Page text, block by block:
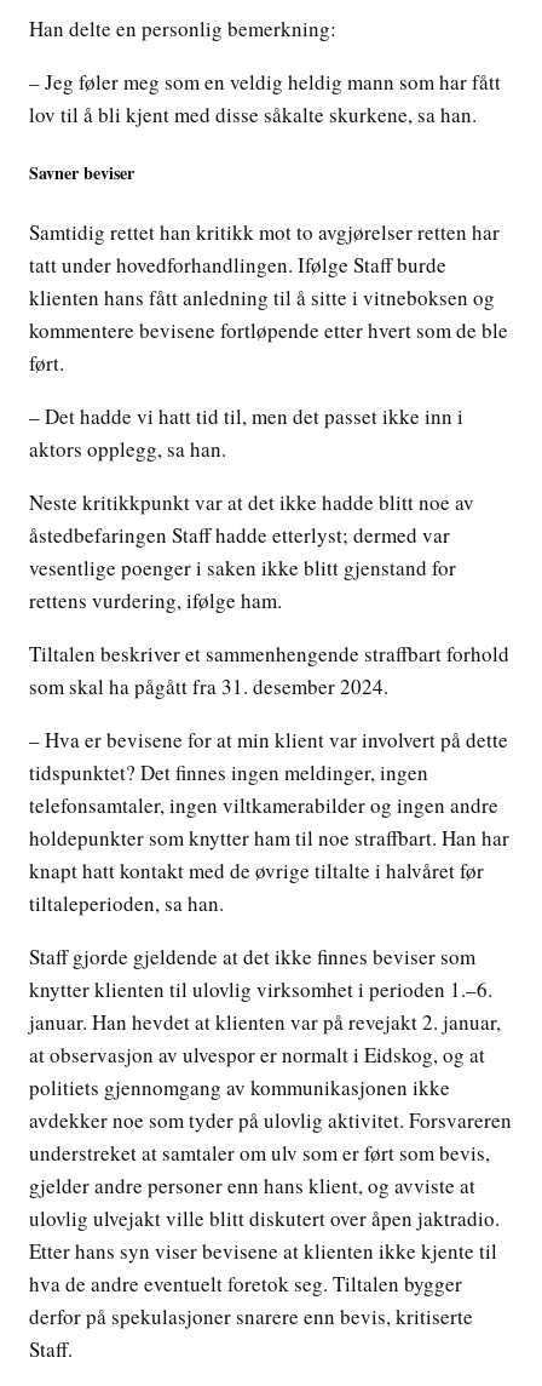
Han delte en personlig bemerkning:
– Jeg føler meg som en veldig heldig mann som har fått
lov til å bli kjent med disse såkalte skurkene, sa han.
Savner beviser
Samtidig rettet han kritikk mot to avgjørelser retten har
tatt under hovedforhandlingen. Ifølge Staff burde
klienten hans fått anledning til å sitte i vitneboksen og
kommentere bevisene fortløpende etter hvert som de ble
ført.
– Det hadde vi hatt tid til, men det passet ikke inn i
aktors opplegg, sa han.
Neste kritikkpunkt var at det ikke hadde blitt noe av
åstedbefaringen Staff hadde etterlyst; dermed var
vesentlige poenger i saken ikke blitt gjenstand for
rettens vurdering, ifølge ham.
Tiltalen beskriver et sammenhengende straffbart forhold
som skal ha pågått fra 31. desember 2024.
– Hva er bevisene for at min klient var involvert på dette
tidspunktet? Det finnes ingen meldinger, ingen
telefonsamtaler, ingen viltkamerabilder og ingen andre
holdepunkter som knytter ham til noe straffbart. Han har
knapt hatt kontakt med de øvrige tiltalte i halvåret før
tiltaleperioden, sa han.
Staff gjorde gjeldende at det ikke finnes beviser som
knytter klienten til ulovlig virksomhet i perioden 1.–6.
januar. Han hevdet at klienten var på revejakt 2. januar,
at observasjon av ulvespor er normalt i Eidskog, og at
politiets gjennomgang av kommunikasjonen ikke
avdekker noe som tyder på ulovlig aktivitet. Forsvareren
understreket at samtaler om ulv som er ført som bevis,
gjelder andre personer enn hans klient, og avviste at
ulovlig ulvejakt ville blitt diskutert over åpen jaktradio.
Etter hans syn viser bevisene at klienten ikke kjente til
hva de andre eventuelt foretok seg. Tiltalen bygger
derfor på spekulasjoner snarere enn bevis, kritiserte
Staff.